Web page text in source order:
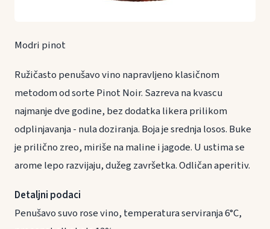
Modri pinot
Ružičasto penušavo vino napravljeno klasičnom
metodom od sorte Pinot Noir. Sazreva na kvascu
najmanje dve godine, bez dodatka likera prilikom
odplinjavanja - nula doziranja. Boja je srednja losos. Buke
je prilično zreo, miriše na maline i jagode. U ustima se
arome lepo razvijaju, dužeg završetka. Odličan aperitiv.
Detaljni podaci
Penušavo suvo rose vino, temperatura serviranja 6°C,